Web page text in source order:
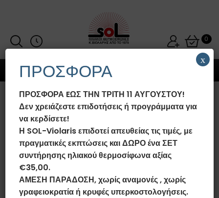
0
MENU
ΗΛΙΑΚΌΣ ΘΕΡΜΟΣΊΦΩΝΑΣ SOL-
VIOLARIS 120LT/2.0M²
GLASS/INOX ΟΡΙΖΌΝΤΙΟΣ
ΣΥΛΛΈΚΤΗΣ ΕΠΙΛΕΚΤΙΚΌΣ
ΤΙΤΑΝΊΟΥ FULL PLATE (ΕΝΙΑΊΟ
ΠΆΝΕΛ) ΤΡΙΠΛΉΣ ΕΝΈΡΓΕΙΑΣ
ΧΑΜΗΛΟΎ ΎΨOΥΣ
Αρχική σελίδα/Ηλιακοί Θερμοσίφωνες SOL-Violaris Glass/Inox
ΠΡΟΣΦΟΡΑ
ΠΡΟΣΦΟΡΑ EΩΣ ΤΗΝ ΤΡΙΤΗ 11 ΑΥΓΟΥΣΤΟΥ!
Δεν χρειάζεστε επιδοτήσεις ή προγράμματα για
να κερδίσετε!
Η SOL-Violaris επιδοτεί απευθείας τις τιμές, με
πραγματικές εκπτώσεις και ΔΩΡΟ ένα ΣΕΤ
συντήρησης ηλιακού θερμοσίφωνα αξίας
€35,00.
ΑΜΕΣΗ ΠΑΡΑΔΟΣΗ, χωρίς αναμονές , χωρίς
γραφειοκρατία ή κρυφές υπερκοστολογήσεις.
x